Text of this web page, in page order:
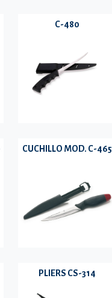
C-480
CUCHILLO MOD. C-465
PLIERS CS-314